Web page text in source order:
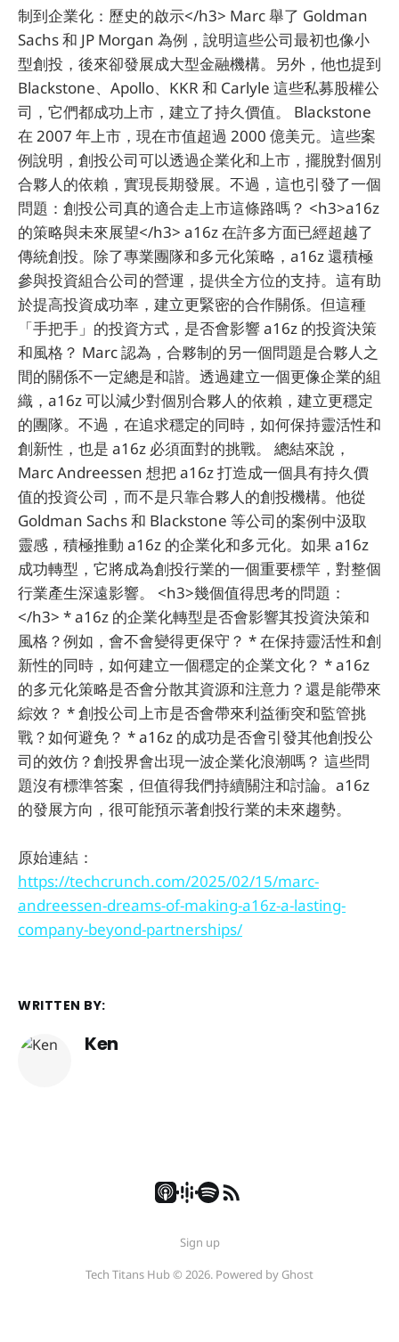
制到企業化：歷史的啟示</h3> Marc 舉了 Goldman
Sachs 和 JP Morgan 為例，說明這些公司最初也像小
型創投，後來卻發展成大型金融機構。另外，他也提到
Blackstone、Apollo、KKR 和 Carlyle 這些私募股權公
司，它們都成功上市，建立了持久價值。 Blackstone
在 2007 年上市，現在市值超過 2000 億美元。這些案
例說明，創投公司可以透過企業化和上市，擺脫對個別
合夥人的依賴，實現長期發展。不過，這也引發了一個
問題：創投公司真的適合走上市這條路嗎？ <h3>a16z
的策略與未來展望</h3> a16z 在許多方面已經超越了
傳統創投。除了專業團隊和多元化策略，a16z 還積極
參與投資組合公司的營運，提供全方位的支持。這有助
於提高投資成功率，建立更緊密的合作關係。但這種
「手把手」的投資方式，是否會影響 a16z 的投資決策
和風格？ Marc 認為，合夥制的另一個問題是合夥人之
間的關係不一定總是和諧。透過建立一個更像企業的組
織，a16z 可以減少對個別合夥人的依賴，建立更穩定
的團隊。不過，在追求穩定的同時，如何保持靈活性和
創新性，也是 a16z 必須面對的挑戰。 總結來說，
Marc Andreessen 想把 a16z 打造成一個具有持久價
值的投資公司，而不是只靠合夥人的創投機構。他從
Goldman Sachs 和 Blackstone 等公司的案例中汲取
靈感，積極推動 a16z 的企業化和多元化。如果 a16z
成功轉型，它將成為創投行業的一個重要標竿，對整個
行業產生深遠影響。 <h3>幾個值得思考的問題：
</h3> * a16z 的企業化轉型是否會影響其投資決策和
風格？例如，會不會變得更保守？ * 在保持靈活性和創
新性的同時，如何建立一個穩定的企業文化？ * a16z
的多元化策略是否會分散其資源和注意力？還是能帶來
綜效？ * 創投公司上市是否會帶來利益衝突和監管挑
戰？如何避免？ * a16z 的成功是否會引發其他創投公
司的效仿？創投界會出現一波企業化浪潮嗎？ 這些問
題沒有標準答案，但值得我們持續關注和討論。a16z
的發展方向，很可能預示著創投行業的未來趨勢。
原始連結：
https://techcrunch.com/2025/02/15/marc-
andreessen-dreams-of-making-a16z-a-lasting-
company-beyond-partnerships/
WRITTEN BY:
Ken
Sign up
Tech Titans Hub © 2026. Powered by Ghost